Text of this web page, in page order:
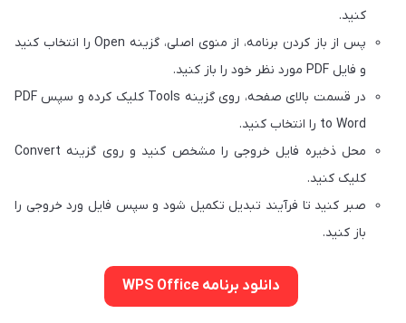
کنید.
پس از باز کردن برنامه، از منوی اصلی، گزینه Open را انتخاب کنید
و فایل PDF مورد نظر خود را باز کنید.
در قسمت بالای صفحه، روی گزینه Tools کلیک کرده و سپس PDF
to Word را انتخاب کنید.
محل ذخیره فایل خروجی را مشخص کنید و روی گزینه Convert
کلیک کنید.
صبر کنید تا فرآیند تبدیل تکمیل شود و سپس فایل ورد خروجی را
باز کنید.
دانلود برنامه WPS Office